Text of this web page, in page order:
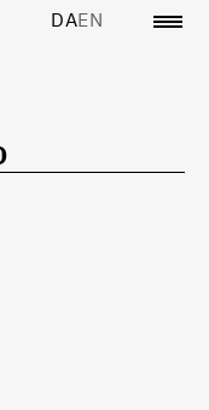
DAEN